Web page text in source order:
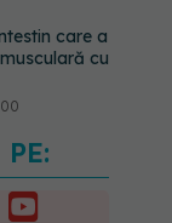
care a
cu
ceai negru
mai multe